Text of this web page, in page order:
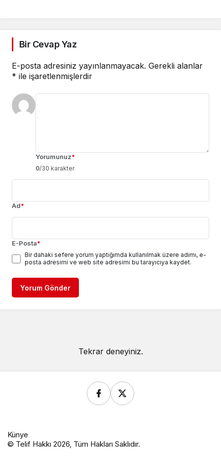
Bir Cevap Yaz
E-posta adresiniz yayınlanmayacak. Gerekli alanlar
* ile işaretlenmişlerdir
Yorumunuz*
0/30 karakter
Ad*
E-Posta*
Bir dahaki sefere yorum yaptığımda kullanılmak üzere adımı, e-
posta adresimi ve web site adresimi bu tarayıcıya kaydet.
Yorum Gönder
Tekrar deneyiniz.
Künye
© Telif Hakkı 2026, Tüm Hakları Saklıdır.